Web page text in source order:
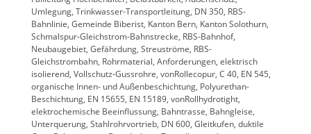
Umlegung, Trinkwasser-Transportleitung, DN 350, RBS-
Bahnlinie, Gemeinde Biberist, Kanton Bern, Kanton Solothurn,
Schmalspur-Gleichstrom-Bahnstrecke, RBS-Bahnhof,
Neubaugebiet, Gefährdung, Streuströme, RBS-
Gleichstrombahn, Rohrmaterial, Anforderungen, elektrisch
isolierend, Vollschutz-Gussrohre, vonRollecopur, C 40, EN 545,
organische Innen- und Außenbeschichtung, Polyurethan-
Beschichtung, EN 15655, EN 15189, vonRollhydrotight,
elektrochemische Beeinflussung, Bahntrasse, Bahngleise,
Unterquerung, Stahlrohrvortrieb, DN 600, Gleitkufen, duktile